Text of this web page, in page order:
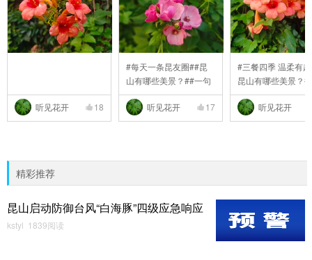
听见花开 18
#每天一条昆友圈##昆
山有哪些美景？##一句
..
听见花开
17
#三餐四季 温柔有
昆山有哪些美景？#
听见花开
精彩推荐
昆山启动防御台风“白海豚”四级应急响应
kstyl 1839阅读